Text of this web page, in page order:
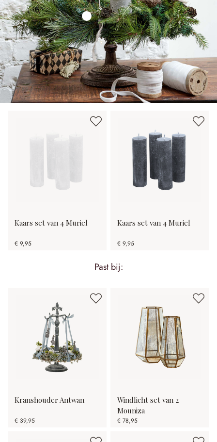
Kaars set van 4 Muriel
€ 9,95
Kaars set van 4 Muriel
€ 9,95
Past bij:
Kranshouder Antwan
€ 39,95
Windlicht set van 2
Mouniza
€ 78,95